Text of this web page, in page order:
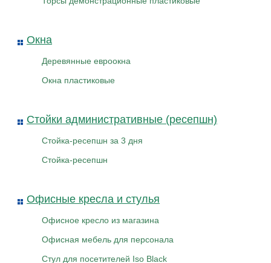
Окна
Деревянные евроокна
Окна пластиковые
Стойки административные (ресепшн)
Стойка-ресепшн за 3 дня
Стойка-ресепшн
Офисные кресла и стулья
Офисное кресло из магазина
Офисная мебель для персонала
Стул для посетителей Iso Black